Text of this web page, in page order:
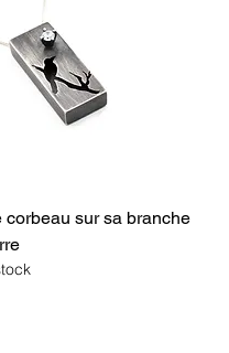
corbeau sur sa branche